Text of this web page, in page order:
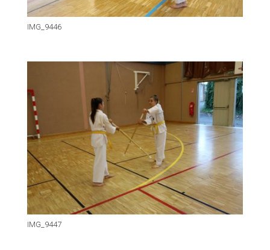
IMG_9446
IMG_9447